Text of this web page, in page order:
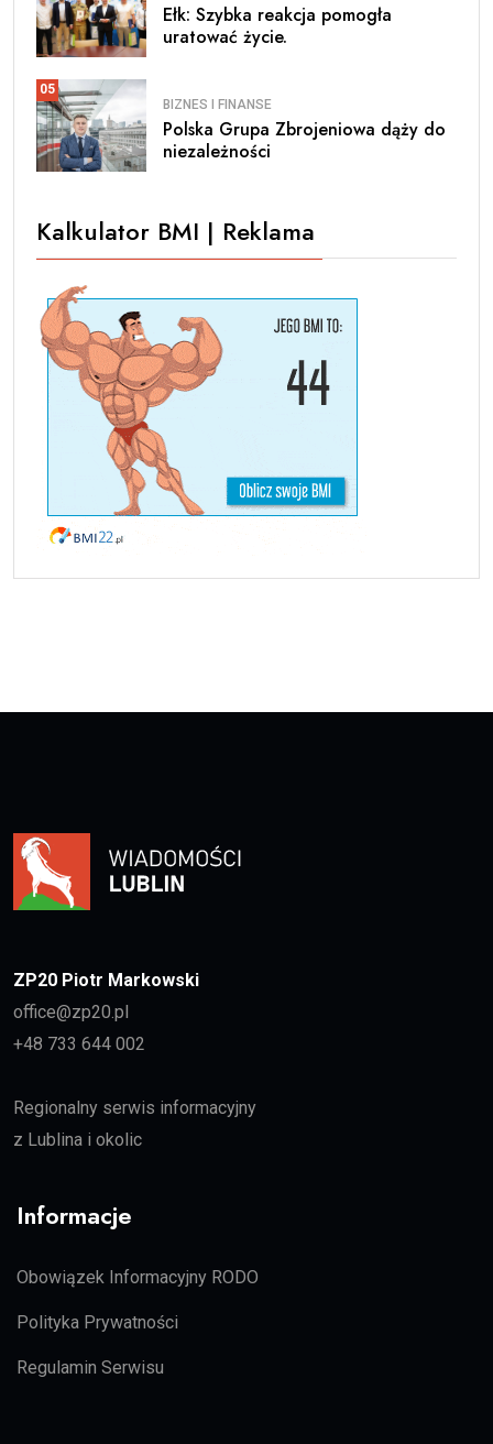
Ełk: Szybka reakcja pomogła
uratować życie.
05
BIZNES I FINANSE
Polska Grupa Zbrojeniowa dąży do
niezależności
Kalkulator BMI | Reklama
ZP20 Piotr Markowski
office@zp20.pl
+48 733 644 002
Regionalny serwis informacyjny
z Lublina i okolic
Informacje
Obowiązek Informacyjny RODO
Polityka Prywatności
Regulamin Serwisu